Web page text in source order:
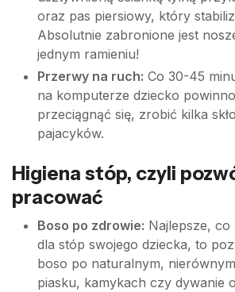
oraz pas piersiowy, który
Absolutnie zabronione jest
jednym ramieniu!
Przerwy na ruch: Co 30-45
na komputerze dziecko
przeciągnąć się, zrobić kilka
pajacyków.
Higiena stóp, czyli
pracować
Boso po zdrowie: Najlepsze,
dla stóp swojego dziecka, to
boso po naturalnym,
piasku, kamykach czy dywanie